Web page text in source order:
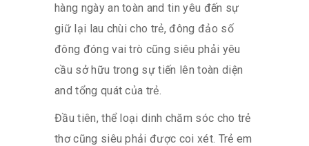
hàng ngày an toàn and tin yêu đến sự
giữ lại lau chùi cho trẻ, đông đảo số
đông đóng vai trò cũng siêu phải yêu
cầu sở hữu trong sự tiến lên toàn diện
and tổng quát của trẻ.
Đầu tiên, thể loại dinh chăm sóc cho trẻ
thơ cũng siêu phải được coi xét. Trẻ em